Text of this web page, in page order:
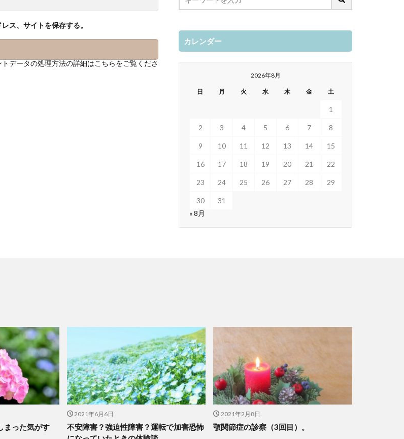
ス、サイトを保存する。
トデータの処理方法の詳細はこちらをご覧くださ
カレンダー
2026年8月
日 月 火 水 木 金 土
1
2 3 4 5 6 7 8
9 10 11 12 13 14 15
16 17 18 19 20 21 22
23 24 25 26 27 28 29
30
31
« 8月
まった気がす
2021年6月6日
不安障害？強迫性障害？運転で加害恐怖
2021年2月8日
顎関節症の診察（3回目）。